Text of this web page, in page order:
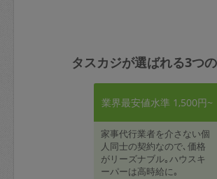
タスカジが選ばれる3つ
業界最安値水準 1,500円~
家事代行業者を介さない個
人同士の契約なので､価格
がリーズナブル｡ハウスキ
ーパーは高時給に｡